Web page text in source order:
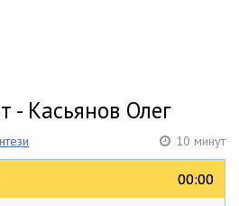
- Касьянов Олег
10 минут
00:00
00:00